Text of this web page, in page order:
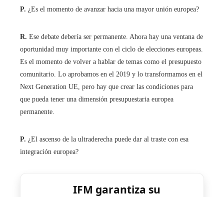
P. ¿Es el momento de avanzar hacia una mayor unión europea?
R. Ese debate debería ser permanente. Ahora hay una ventana de
oportunidad muy importante con el ciclo de elecciones europeas.
Es el momento de volver a hablar de temas como el presupuesto
comunitario. Lo aprobamos en el 2019 y lo transformamos en el
Next Generation UE, pero hay que crear las condiciones para
que pueda tener una dimensión presupuestaria europea
permanente.
P. ¿El ascenso de la ultraderecha puede dar al traste con esa
integración europea?
IFM garantiza su